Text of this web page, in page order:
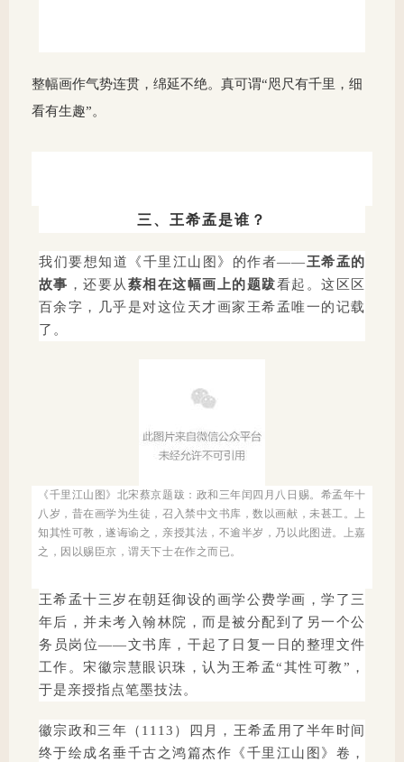
整幅画作气势连贯，绵延不绝。真可谓“咫尺有千里，细
看有生趣”。
三、王希孟是谁？
我们要想知道《千里江山图》的作者——王希孟的
故事 ，还要从 蔡相在这幅画上的题跋看起。这区区
百余字，几乎是对这位天才画家王希孟唯一的记载
了。
《千里江山图》北宋蔡京题跋：政和三年闰四月八日赐。希孟年十
八岁，昔在画学为生徒，召入禁中文书库，数以画献，未甚工。上
知其性可教，遂诲谕之，亲授其法，不逾半岁，乃以此图进。上嘉
之，因以赐臣京，谓天下士在作之而已。
王希孟十三岁在朝廷御设的画学公费学画，学了三
年后，并未考入翰林院，而是被分配到了另一个公
务员岗位——文书库，干起了日复一日的整理文件
工作。宋徽宗慧眼识珠，认为王希孟“其性可教”，
于是亲授指点笔墨技法。
徽宗政和三年（1113）四月，王希孟用了半年时间
终于绘成名垂千古之鸿篇杰作《千里江山图》卷，